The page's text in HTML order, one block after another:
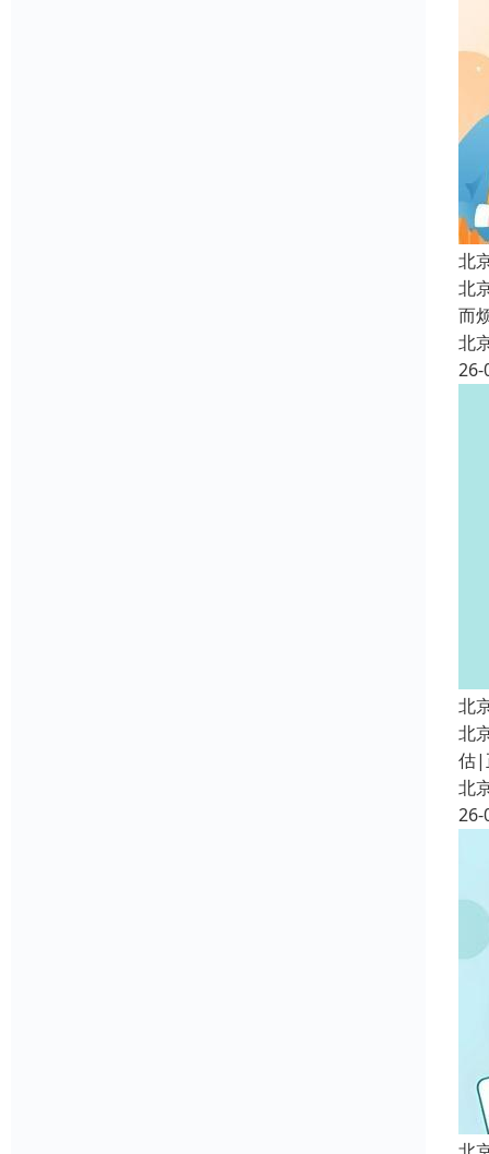
北
北
而
北
26-
北
北
估|
北
26-